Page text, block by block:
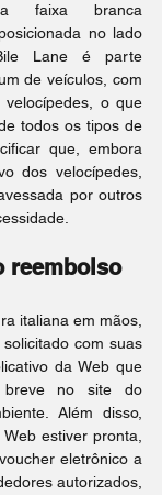
faixa branca
no lado
Lane é parte
de veículos, com
o que
todos os tipos de
que, embora
dos velocípedes,
por outros
reembolso
italiana em mãos,
com suas
da Web que
breve no site do
Além disso,
estiver pronta,
eletrônico a
autorizados,